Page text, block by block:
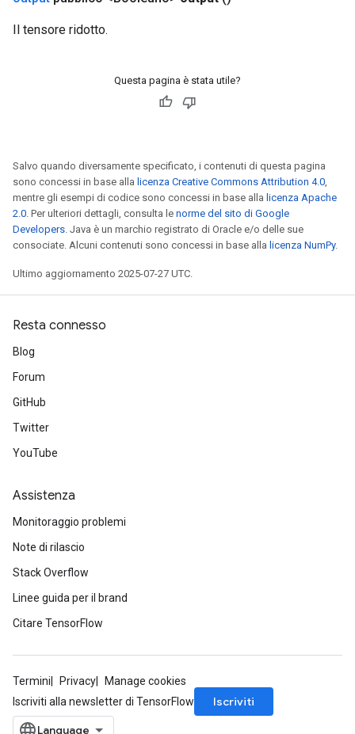
Il tensore ridotto.
Questa pagina è stata utile?
Salvo quando diversamente specificato, i contenuti di questa pagina
sono concessi in base alla licenza Creative Commons Attribution 4.0,
mentre gli esempi di codice sono concessi in base alla licenza Apache
2.0. Per ulteriori dettagli, consulta le norme del sito di Google
Developers. Java è un marchio registrato di Oracle e/o delle sue
consociate. Alcuni contenuti sono concessi in base alla licenza NumPy.
Ultimo aggiornamento 2025-07-27 UTC.
Resta connesso
Blog
Forum
GitHub
Twitter
YouTube
Assistenza
Monitoraggio problemi
Note di rilascio
Stack Overflow
Linee guida per il brand
Citare TensorFlow
Termini Privacy
Manage cookies
Iscriviti alla newsletter di TensorFlow
Iscriviti